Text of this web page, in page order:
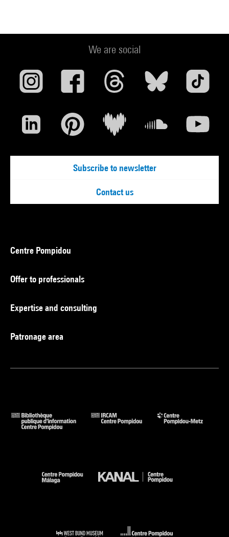
We are social
Subscribe to newsletter
Contact us
Centre Pompidou
Offer to professionals
Expertise and consulting
Patronage area